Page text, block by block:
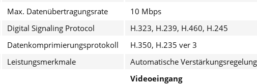
Max. Datenübertragungsrate
10 Mbps
Digital Signaling Protocol
H.323, H.239, H.460, H.245
Datenkomprimierungsprotokoll
H.350, H.235 ver 3
Leistungsmerkmale
Automatische
Videoeingang